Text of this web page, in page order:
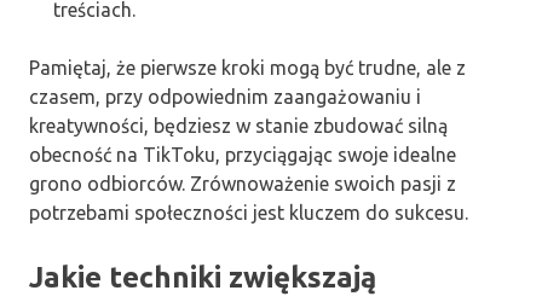
treściach.
Pamiętaj, że pierwsze kroki mogą być trudne, ale z
czasem, przy odpowiednim zaangażowaniu i
kreatywności, będziesz w stanie zbudować silną
obecność na TikToku, przyciągając swoje idealne
grono odbiorców. Zrównoważenie swoich pasji z
potrzebami społeczności jest kluczem do sukcesu.
Jakie techniki zwiększają